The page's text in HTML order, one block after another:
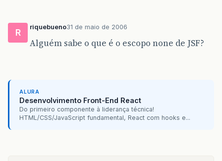
R
riquebueno31 de maio de 2006
Alguém sabe o que é o escopo none de JSF?
ALURA
Desenvolvimento Front-End React
Do primeiro componente à liderança técnica!
HTML/CSS/JavaScript fundamental, React com hooks e...